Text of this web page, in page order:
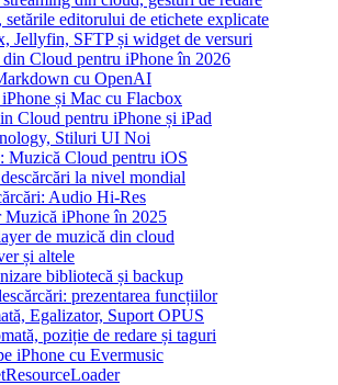
editorului de etichete explicate
Jellyfin, SFTP și widget de versuri
Cloud pentru iPhone în 2026
cu OpenAI
și Mac cu Flacbox
Cloud pentru iPhone și iPad
Stiluri UI Noi
Muzică Cloud pentru iOS
la nivel mondial
Audio Hi-Res
iPhone în 2025
de muzică din cloud
și altele
bibliotecă și backup
prezentarea funcțiilor
Egalizator, Suport OPUS
poziție de redare și taguri
iPhone cu Evermusic